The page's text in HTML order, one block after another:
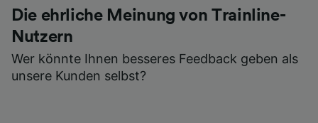
Die ehrliche Meinung von Trainline-
Nutzern
Wer könnte Ihnen besseres Feedback geben als
unsere Kunden selbst?